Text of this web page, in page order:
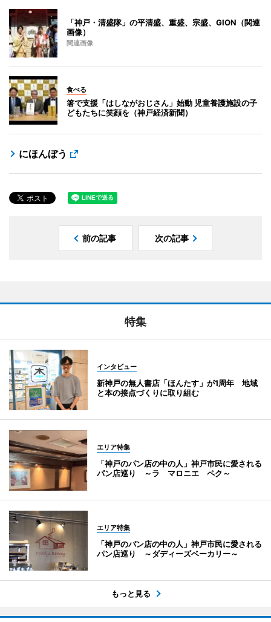
「神戸・清盛隊」の平清盛、重盛、宗盛、GION（関連
画像）
関連画像
食べる
箸で支援「はしながおじさん」始動 児童養護施設の子
どもたちに笑顔を（神戸経済新聞）
にほんぼう
前の記事 次の記事
特集
インタビュー
新神戸の無人書店「ほんたす」が1周年 地域
と本の接点づくりに取り組む
エリア特集
「神戸のパン店の中の人」神戸市民に愛される
パン店巡り ～ラ マロニエ ペク～
エリア特集
「神戸のパン店の中の人」神戸市民に愛される
パン店巡り ～ダディーズベーカリー～
もっと見る